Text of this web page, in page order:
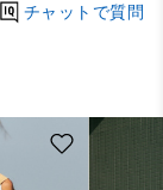
チャットで質問